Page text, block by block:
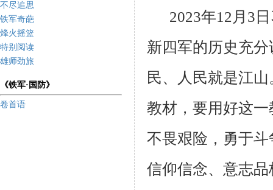
不尽追思
铁军奇葩
烽火摇篮
特别阅读
雄师劲旅
《铁军·国防》
卷首语
2023年12月 3
新四军的历史充
民、人民就是江
教材，要用好这
不畏艰险，勇于
信仰信念、意志